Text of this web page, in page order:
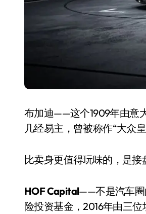
布加迪——这个1909年由意
几经易主，曾被称作“大众
比卖身更值得玩味的，是接
HOF Capital——不是汽车圈
险投资基金，2016年由三
电视